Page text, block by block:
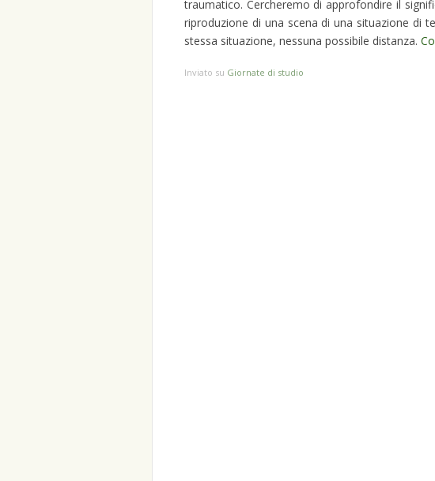
traumatico. Cercheremo di approfondire il
riproduzione di una scena di una situazione di
stessa situazione, nessuna possibile distanza.
Inviato su Giornate di studio